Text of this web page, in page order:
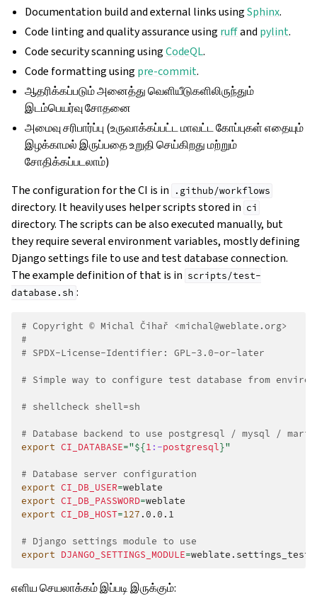
Documentation build and external links usingSphinx.
Code linting and quality assurance using ruffand pylint.
Code security scanning usingCodeQL.
Code formatting using pre-commit.
ஆதரிக்கப்படும் அனைத்து வெளியீடுகளிலிருந்தும்
இடம்பெயர்வு சோதனை
அமைவு சரிபார்ப்பு (உருவாக்கப்பட்ட மாவட்ட கோப்புகள் எதையும்
இழக்காமல் இருப்பதை உறுதி செய்கிறது மற்றும்
சோதிக்கப்படலாம்)
The configuration for the CI is in
.github/workflows
directory. It heavily uses helper scripts stored in ci
directory. The scripts can be also executed manually, but
they require several environment variables, mostly defining
Django settings file to use and test database connection.
The example definition of that is in scripts/test-
database.sh :
# Copyright © Michal Čihař <michal@weblate.org>
#
# SPDX-License-Identifier: GPL-3.0-or-later
# Simple way to configure test database from
# shellcheck shell=sh
# Database backend to use postgresql / mysql /
export CI_DATABASE="${1 :-postgresql}"
# Database server configuration
export CI_DB_USER=
export CI_DB_PASSWORD=
export CI_DB_HOST=127 .0.0.1
# Django settings module to use
export DJANGO_SETTINGS_MODULE=
எளிய செயலாக்கம் இப்படி இருக்கும்: